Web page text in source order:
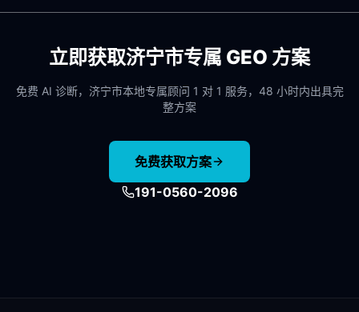
立即获取济宁市专属 GEO 方案
免费 AI 诊断， 济宁市本地专属顾问 1 对 1 服务，48 小时内出具完
整方案
免费获取方案
191-0560-2096